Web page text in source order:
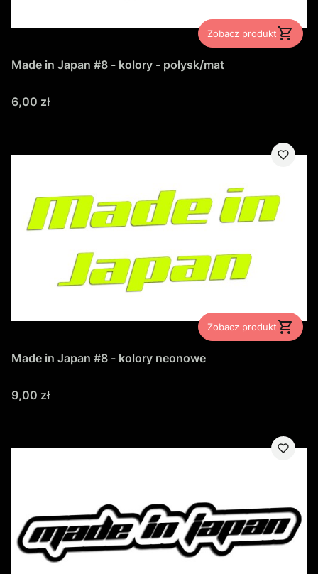
Zobacz produkt
Made in Japan #8 - kolory - połysk/mat
Cena
6,00 zł
Zobacz produkt
Made in Japan #8 - kolory neonowe
Cena
9,00 zł